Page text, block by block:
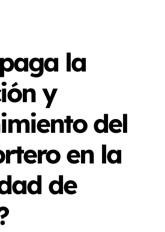
la
y
del
en la
de